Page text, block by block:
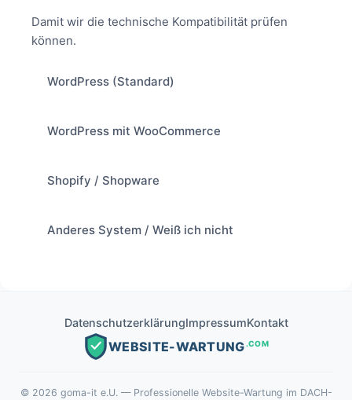
Damit wir die technische Kompatibilität prüfen
können.
WordPress (Standard)
WordPress mit WooCommerce
Shopify / Shopware
Anderes System / Weiß ich nicht
DatenschutzerklärungImpressumKontakt
WEBSITE-WARTUNG .COM
© 2026 goma-it e.U. — Professionelle Website-Wartung im DACH-